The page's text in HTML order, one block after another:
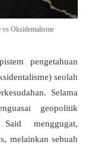
vs Oksidentalisme
pengetahuan
seolah
Selama
geopolitik
menggugat,
melainkan sebuah